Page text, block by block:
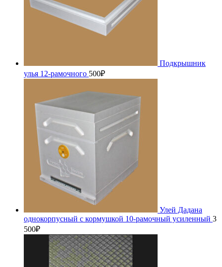
Подкрышник
улья 12-рамочного 500₽
Улей Дадана
однокорпусный с кормушкой 10-рамочный усиленный 3
500₽